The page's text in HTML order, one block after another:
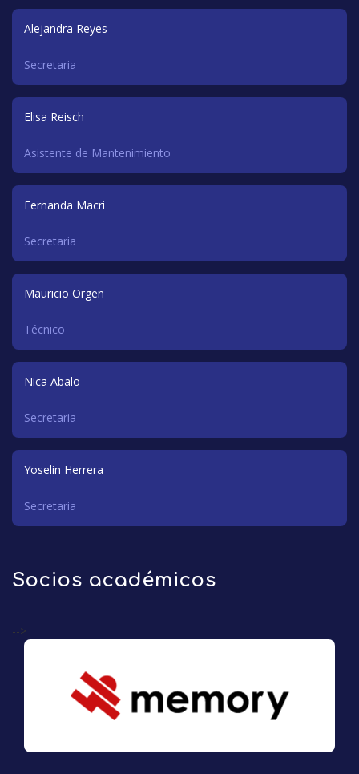
Alejandra Reyes
Secretaria
Elisa Reisch
Asistente de Mantenimiento
Fernanda Macri
Secretaria
Mauricio Orgen
Técnico
Nica Abalo
Secretaria
Yoselin Herrera
Secretaria
Socios académicos
-->
Memory